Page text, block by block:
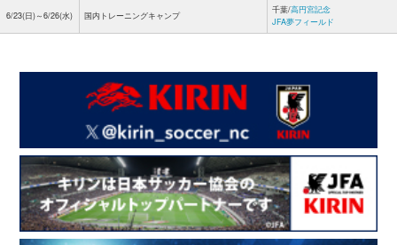
6/23(日)～6/26(水) 国内トレーニングキャンプ
千葉/高円宮記念
JFA夢フィールド